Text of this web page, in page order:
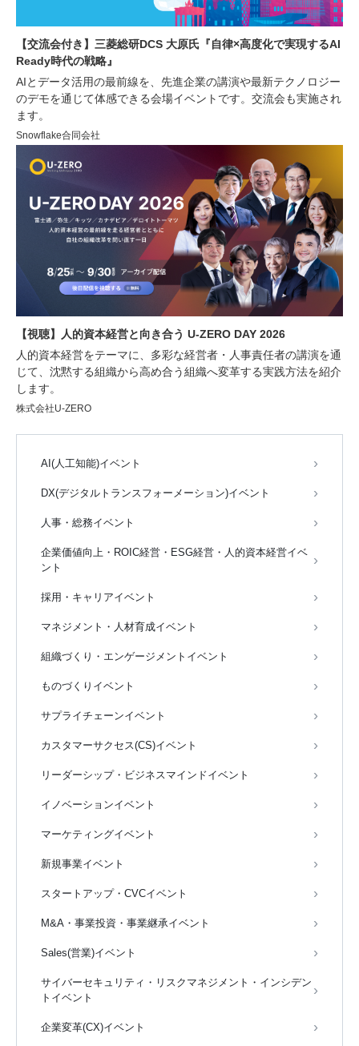
【交流会付き】三菱総研DCS 大原氏『自律×高度化で実現するAI
Ready時代の戦略』
AIとデータ活用の最前線を、先進企業の講演や最新テクノロジー
のデモを通じて体感できる会場イベントです。交流会も実施され
ます。
Snowflake合同会社
【視聴】人的資本経営と向き合う U-ZERO DAY 2026
人的資本経営をテーマに、多彩な経営者・人事責任者の講演を通
じて、沈黙する組織から高め合う組織へ変革する実践方法を紹介
します。
株式会社U-ZERO
AI(人工知能)イベント
DX(デジタルトランスフォーメーション)イベント
人事・総務イベント
企業価値向上・ROIC経営・ESG経営・人的資本経営イベ
ント
採用・キャリアイベント
マネジメント・人材育成イベント
組織づくり・エンゲージメントイベント
ものづくりイベント
サプライチェーンイベント
カスタマーサクセス(CS)イベント
リーダーシップ・ビジネスマインドイベント
イノベーションイベント
マーケティングイベント
新規事業イベント
スタートアップ・CVCイベント
M&A・事業投資・事業継承イベント
Sales(営業)イベント
サイバーセキュリティ・リスクマネジメント・インシデン
トイベント
企業変革(CX)イベント